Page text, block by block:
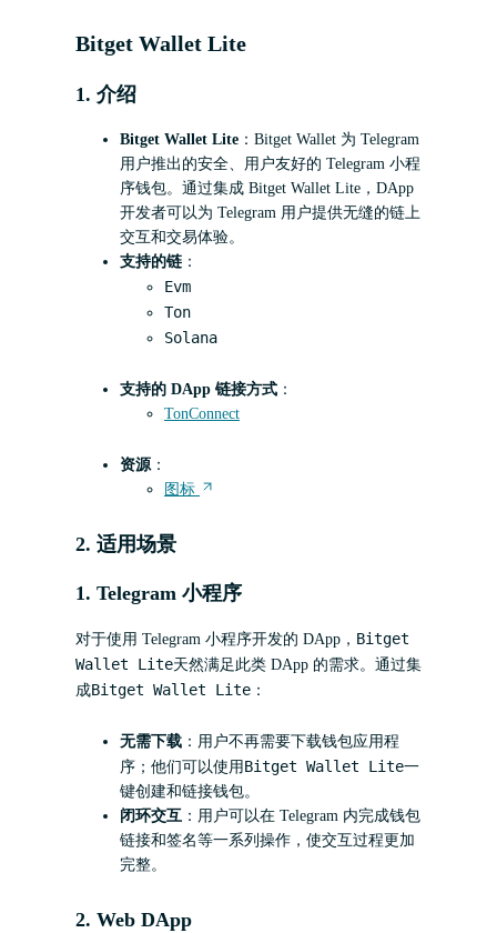
Bitget Wallet Lite
1. 介绍
Bitget Wallet Lite ：Bitget Wallet 为 Telegram
用户推出的安全、用户友好的 Telegram 小程
序钱包。通过集成 Bitget Wallet Lite，DApp
开发者可以为 Telegram 用户提供无缝的链上
交互和交易体验。
支持的链 ：
Evm
Ton
Solana
支持的 DApp 链接方式 ：
TonConnect
资源 ：
图标
2. 适用场景
1. Telegram 小程序
对于使用 Telegram 小程序开发的 DApp， Bitget
Wallet Lite天然满足此类 DApp 的需求。通过集
成Bitget Wallet Lite ：
无需下载 ：用户不再需要下载钱包应用程
序；他们可以使用 Bitget Wallet Lite一
键创建和链接钱包。
闭环交互 ：用户可以在 Telegram 内完成钱包
链接和签名等一系列操作，使交互过程更加
完整。
2. Web DApp